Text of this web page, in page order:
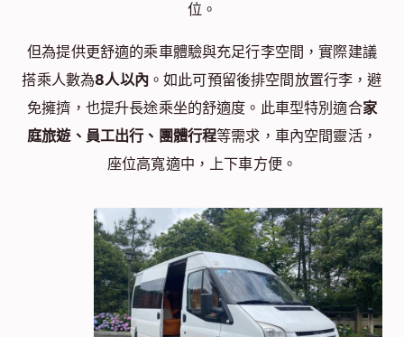
位。
但為提供更舒適的乘車體驗與充足行李空間，實際建議
搭乘人數為8人以內。如此可預留後排空間放置行李，避
免擁擠，也提升長途乘坐的舒適度。此車型特別適合家
庭旅遊、員工出行、團體行程等需求，車內空間靈活，
座位高寬適中，上下車方便。